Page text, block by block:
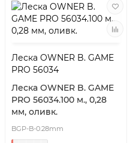
Леска OWNER B. GAME
PRO 56034
Леска OWNER B. GAME
PRO 56034.100 м., 0,28
мм, оливк.
BGP-B-0.28mm